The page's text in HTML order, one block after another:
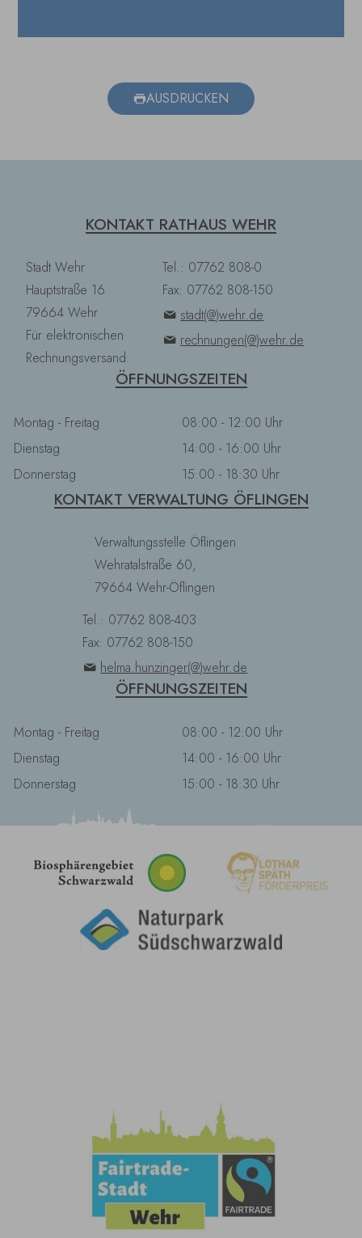
AUSDRUCKEN
KONTAKT RATHAUS WEHR
Stadt Wehr
Hauptstraße 16
79664 Wehr
Für elektronischen
Rechnungsversand:
Tel.: 07762 808-0
Fax: 07762 808-150
stadt(@)wehr.de
rechnungen(@)wehr.de
ÖFFNUNGSZEITEN
Montag - Freitag
Dienstag
Donnerstag
08:00 - 12:00 Uhr
14:00 - 16:00 Uhr
15:00 - 18:30 Uhr
KONTAKT VERWALTUNG ÖFLINGEN
Verwaltungsstelle Öflingen
Wehratalstraße 60,
79664 Wehr-Öflingen
Tel.: 07762 808-403
Fax: 07762 808-150
helma.hunzinger(@)wehr.de
ÖFFNUNGSZEITEN
Montag - Freitag
Dienstag
Donnerstag
08:00 - 12:00 Uhr
14:00 - 16:00 Uhr
15:00 - 18:30 Uhr